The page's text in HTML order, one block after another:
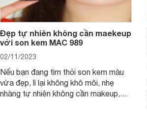
Đẹp tự nhiên không cần maekeup
với son kem MAC 989
02/11/2023
Nếu bạn đang tìm thỏi son kem màu
vừa đẹp, lì lại không khô môi, nhẹ
nhàng tự nhiên không cần makeup,